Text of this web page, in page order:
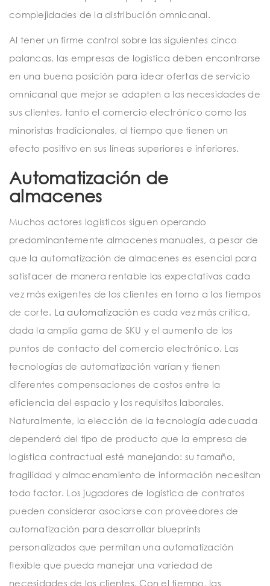
complejidades de la distribución omnicanal.
Al tener un firme control sobre las siguientes cinco
palancas, las empresas de logística deben encontrarse
en una buena posición para idear ofertas de servicio
omnicanal que mejor se adapten a las necesidades de
sus clientes, tanto el comercio electrónico como los
minoristas tradicionales, al tiempo que tienen un
efecto positivo en sus líneas superiores e inferiores.
Automatización de
almacenes
Muchos actores logísticos siguen operando
predominantemente almacenes manuales, a pesar de
que la automatización de almacenes es esencial para
satisfacer de manera rentable las expectativas cada
vez más exigentes de los clientes en torno a los tiempos
de corte. La automatización es cada vez más crítica,
dada la amplia gama de SKU y el aumento de los
puntos de contacto del comercio electrónico. Las
tecnologías de automatización varían y tienen
diferentes compensaciones de costos entre la
eficiencia del espacio y los requisitos laborales.
Naturalmente, la elección de la tecnología adecuada
dependerá del tipo de producto que la empresa de
logística contractual esté manejando: su tamaño,
fragilidad y almacenamiento de información necesitan
todo factor. Los jugadores de logística de contratos
pueden considerar asociarse con proveedores de
automatización para desarrollar blueprints
personalizados que permitan una automatización
flexible que pueda manejar una variedad de
necesidades de los clientes. Con el tiempo, las